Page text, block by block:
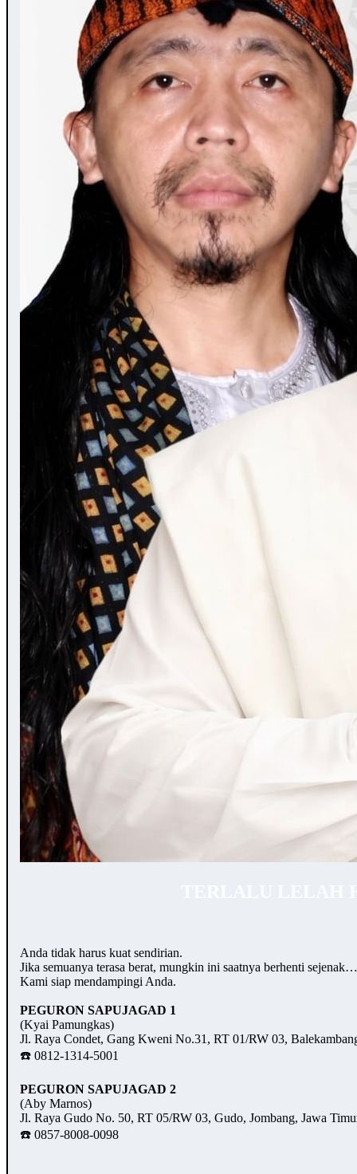
Anda tidak harus kuat sendirian.
Jika semuanya terasa berat, mungkin ini saatnya berhenti
Kami siap mendampingi Anda.
PEGURON SAPUJAGAD 1
(Kyai Pamungkas)
Jl. Raya Condet, Gang Kweni No.31, RT 01/RW 03,
☎️ 0812-1314-5001
PEGURON SAPUJAGAD 2
(Aby Marnos)
Jl. Raya Gudo No. 50, RT 05/RW 03, Gudo, Jombang, Jawa
☎️ 0857-8008-0098